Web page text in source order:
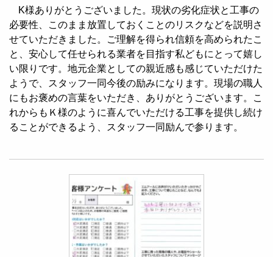
K様ありがとうございました。現状の劣化症状と工事の
必要性、このまま放置しておくことのリスクなどを説明さ
せていただきました。ご理解を得られ信頼を高められたこ
と、安心して任せられる業者を目指す私どもにとって嬉し
い限りです。地元企業としての親近感も感じていただけた
ようで、スタッフ一同今後の励みになります。現場の職人
にもお褒めの言葉をいただき、ありがとうございます。こ
れからもＫ様のように喜んでいただける工事を提供し続け
ることができるよう、スタッフ一同励んで参ります。